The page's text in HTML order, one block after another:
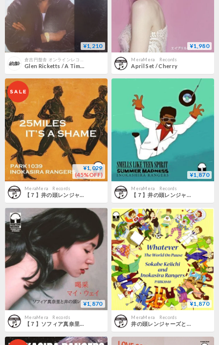
¥1,210
Glen Ricketts / A Time To Hear Love (LP)
¥1,980
MeraMera Records
April Set / Cherry
¥1,029
(45%OFF)
MeraMera Records
【７】井の頭レンジャーズ / 25miles ・It's a Shame
¥1,870
MeraMera Records
【７】井の頭レンジャーズ / Smells Like Teen Sririt
¥1,870
MeraMera Records
【７】ソフィア真奈里と井の頭レンジャーズ / 喝采
¥1,870
MeraMera Records
井の頭レンジャーズと曾我部恵一 What ever